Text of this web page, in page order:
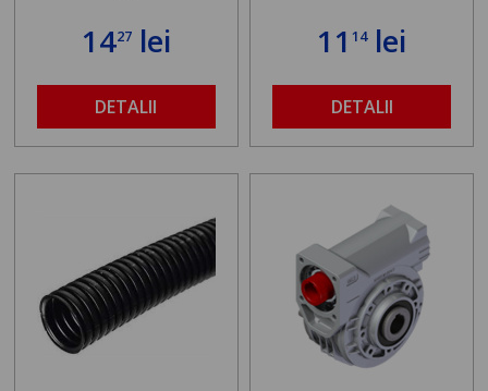
1427lei
DETALII
1114lei
DETALII